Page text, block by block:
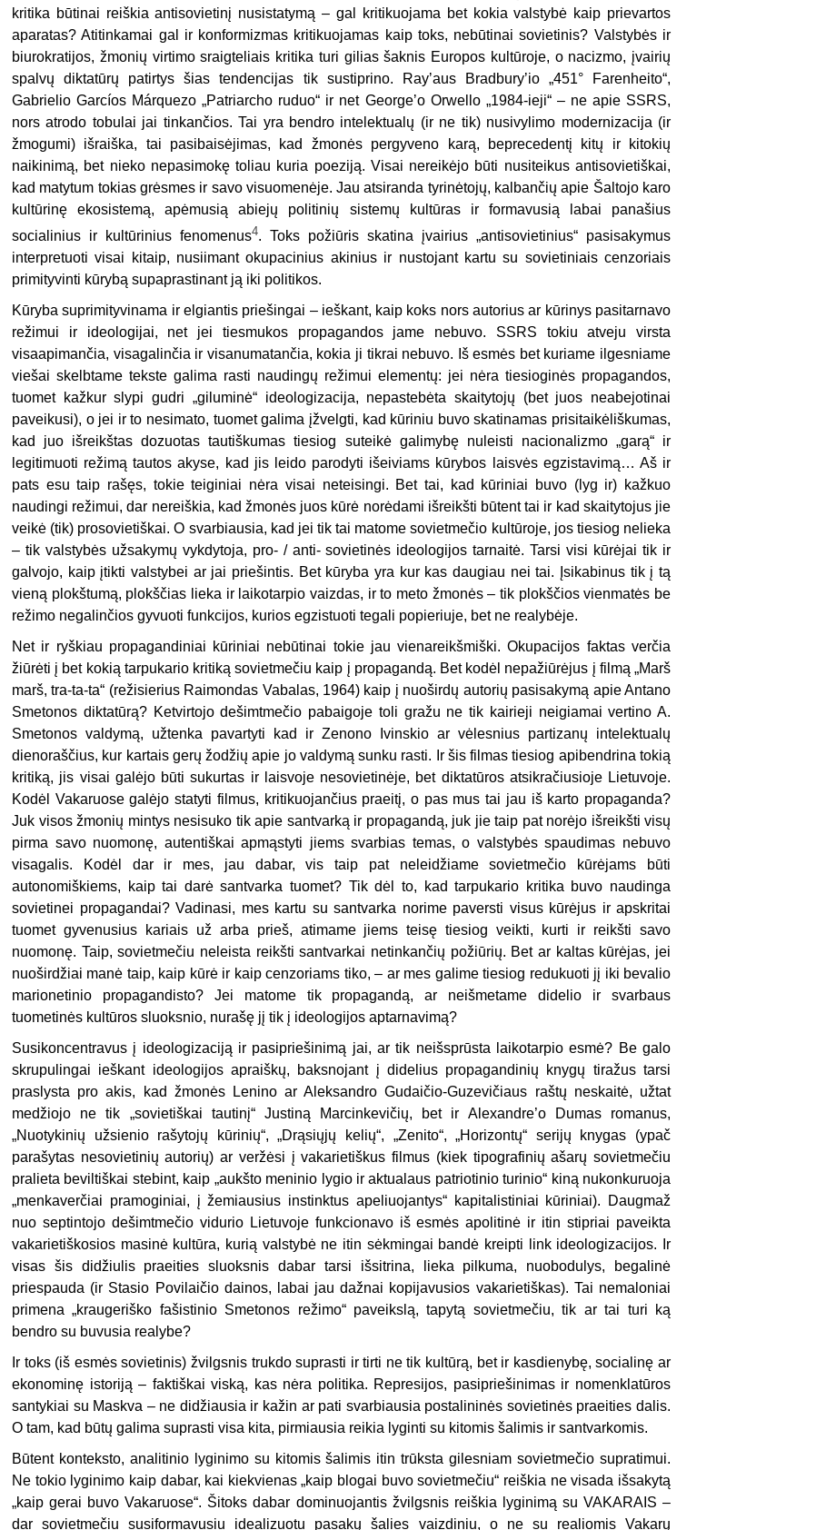
kritika būtinai reiškia antisovietinį nusistatymą – gal kritikuojama bet kokia valstybė kaip prievartos
aparatas? Atitinkamai gal ir konformizmas kritikuojamas kaip toks, nebūtinai sovietinis? Valstybės ir
biurokratijos, žmonių virtimo sraigteliais kritika turi gilias šaknis Europos kultūroje, o nacizmo, įvairių
spalvų diktatūrų patirtys šias tendencijas tik sustiprino. Rayʼaus Bradburyʼio „451° Farenheito“,
Gabrielio Garcíos Márquezo „Patriarcho ruduo“ ir net Georgeʼo Orwello „1984-ieji“ – ne apie SSRS,
nors atrodo tobulai jai tinkančios. Tai yra bendro intelektualų (ir ne tik) nusivylimo modernizacija (ir
žmogumi) išraiška, tai pasibaisėjimas, kad žmonės pergyveno karą, beprecedentį kitų ir kitokių
naikinimą, bet nieko nepasimokę toliau kuria poeziją. Visai nereikėjo būti nusiteikus antisovietiškai,
kad matytum tokias grėsmes ir savo visuomenėje. Jau atsiranda tyrinėtojų, kalbančių apie Šaltojo karo
kultūrinę ekosistemą, apėmusią abiejų politinių sistemų kultūras ir formavusią labai panašius
socialinius ir kultūrinius fenomenus4. Toks požiūris skatina įvairius „antisovietinius“ pasisakymus
interpretuoti visai kitaip, nusiimant okupacinius akinius ir nustojant kartu su sovietiniais cenzoriais
primityvinti kūrybą supaprastinant ją iki politikos.
Kūryba suprimityvinama ir elgiantis priešingai – ieškant, kaip koks nors autorius ar kūrinys pasitarnavo
režimui ir ideologijai, net jei tiesmukos propagandos jame nebuvo. SSRS tokiu atveju virsta
visaapimančia, visagalinčia ir visanumatančia, kokia ji tikrai nebuvo. Iš esmės bet kuriame ilgesniame
viešai skelbtame tekste galima rasti naudingų režimui elementų: jei nėra tiesioginės propagandos,
tuomet kažkur slypi gudri „giluminė“ ideologizacija, nepastebėta skaitytojų (bet juos neabejotinai
paveikusi), o jei ir to nesimato, tuomet galima įžvelgti, kad kūriniu buvo skatinamas prisitaikėliškumas,
kad juo išreikštas dozuotas tautiškumas tiesiog suteikė galimybę nuleisti nacionalizmo „garą“ ir
legitimuoti režimą tautos akyse, kad jis leido parodyti išeiviams kūrybos laisvės egzistavimą… Aš ir
pats esu taip rašęs, tokie teiginiai nėra visai neteisingi. Bet tai, kad kūriniai buvo (lyg ir) kažkuo
naudingi režimui, dar nereiškia, kad žmonės juos kūrė norėdami išreikšti būtent tai ir kad skaitytojus jie
veikė (tik) prosovietiškai. O svarbiausia, kad jei tik tai matome sovietmečio kultūroje, jos tiesiog nelieka
– tik valstybės užsakymų vykdytoja, pro- / anti- sovietinės ideologijos tarnaitė. Tarsi visi kūrėjai tik ir
galvojo, kaip įtikti valstybei ar jai priešintis. Bet kūryba yra kur kas daugiau nei tai. Įsikabinus tik į tą
vieną plokštumą, plokščias lieka ir laikotarpio vaizdas, ir to meto žmonės – tik plokščios vienmatės be
režimo negalinčios gyvuoti funkcijos, kurios egzistuoti tegali popieriuje, bet ne realybėje.
Net ir ryškiau propagandiniai kūriniai nebūtinai tokie jau vienareikšmiški. Okupacijos faktas verčia
žiūrėti į bet kokią tarpukario kritiką sovietmečiu kaip į propagandą. Bet kodėl nepažiūrėjus į filmą „Marš
marš, tra-ta-ta“ (režisierius Raimondas Vabalas, 1964) kaip į nuoširdų autorių pasisakymą apie Antano
Smetonos diktatūrą? Ketvirtojo dešimtmečio pabaigoje toli gražu ne tik kairieji neigiamai vertino A.
Smetonos valdymą, užtenka pavartyti kad ir Zenono Ivinskio ar vėlesnius partizanų intelektualų
dienoraščius, kur kartais gerų žodžių apie jo valdymą sunku rasti. Ir šis filmas tiesiog apibendrina tokią
kritiką, jis visai galėjo būti sukurtas ir laisvoje nesovietinėje, bet diktatūros atsikračiusioje Lietuvoje.
Kodėl Vakaruose galėjo statyti filmus, kritikuojančius praeitį, o pas mus tai jau iš karto propaganda?
Juk visos žmonių mintys nesisuko tik apie santvarką ir propagandą, juk jie taip pat norėjo išreikšti visų
pirma savo nuomonę, autentiškai apmąstyti jiems svarbias temas, o valstybės spaudimas nebuvo
visagalis. Kodėl dar ir mes, jau dabar, vis taip pat neleidžiame sovietmečio kūrėjams būti
autonomiškiems, kaip tai darė santvarka tuomet? Tik dėl to, kad tarpukario kritika buvo naudinga
sovietinei propagandai? Vadinasi, mes kartu su santvarka norime paversti visus kūrėjus ir apskritai
tuomet gyvenusius kariais už arba prieš, atimame jiems teisę tiesiog veikti, kurti ir reikšti savo
nuomonę. Taip, sovietmečiu neleista reikšti santvarkai netinkančių požiūrių. Bet ar kaltas kūrėjas, jei
nuoširdžiai manė taip, kaip kūrė ir kaip cenzoriams tiko, – ar mes galime tiesiog redukuoti jį iki bevalio
marionetinio propagandisto? Jei matome tik propagandą, ar neišmetame didelio ir svarbaus
tuometinės kultūros sluoksnio, nurašę jį tik į ideologijos aptarnavimą?
Susikoncentravus į ideologizaciją ir pasipriešinimą jai, ar tik neišsprūsta laikotarpio esmė? Be galo
skrupulingai ieškant ideologijos apraiškų, baksnojant į didelius propagandinių knygų tiražus tarsi
praslysta pro akis, kad žmonės Lenino ar Aleksandro Gudaičio-Guzevičiaus raštų neskaitė, užtat
medžiojo ne tik „sovietiškai tautinį“ Justiną Marcinkevičių, bet ir Alexandre’o Dumas romanus,
„Nuotykinių užsienio rašytojų kūrinių“, „Drąsiųjų kelių“, „Zenito“, „Horizontų“ serijų knygas (ypač
parašytas nesovietinių autorių) ar veržėsi į vakarietiškus filmus (kiek tipografinių ašarų sovietmečiu
pralieta beviltiškai stebint, kaip „aukšto meninio lygio ir aktualaus patriotinio turinio“ kiną nukonkuruoja
„menkaverčiai pramoginiai, į žemiausius instinktus apeliuojantys“ kapitalistiniai kūriniai). Daugmaž
nuo septintojo dešimtmečio vidurio Lietuvoje funkcionavo iš esmės apolitinė ir itin stipriai paveikta
vakarietiškosios masinė kultūra, kurią valstybė ne itin sėkmingai bandė kreipti link ideologizacijos. Ir
visas šis didžiulis praeities sluoksnis dabar tarsi išsitrina, lieka pilkuma, nuobodulys, begalinė
priespauda (ir Stasio Povilaičio dainos, labai jau dažnai kopijavusios vakarietiškas). Tai nemaloniai
primena „kraugeriško fašistinio Smetonos režimo“ paveikslą, tapytą sovietmečiu, tik ar tai turi ką
bendro su buvusia realybe?
Ir toks (iš esmės sovietinis) žvilgsnis trukdo suprasti ir tirti ne tik kultūrą, bet ir kasdienybę, socialinę ar
ekonominę istoriją – faktiškai viską, kas nėra politika. Represijos, pasipriešinimas ir nomenklatūros
santykiai su Maskva – ne didžiausia ir kažin ar pati svarbiausia postalininės sovietinės praeities dalis.
O tam, kad būtų galima suprasti visa kita, pirmiausia reikia lyginti su kitomis šalimis ir santvarkomis.
Būtent konteksto, analitinio lyginimo su kitomis šalimis itin trūksta gilesniam sovietmečio supratimui.
Ne tokio lyginimo kaip dabar, kai kiekvienas „kaip blogai buvo sovietmečiu“ reiškia ne visada išsakytą
„kaip gerai buvo Vakaruose“. Šitoks dabar dominuojantis žvilgsnis reiškia lyginimą su VAKARAIS –
dar sovietmečiu susiformavusiu idealizuotu pasakų šalies vaizdiniu, o ne su realiomis Vakarų